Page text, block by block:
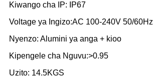
Kiwango cha IP: IP67
Voltage ya Ingizo:AC 100-240V 50/60Hz
Nyenzo: Alumini ya anga + kioo
Kipengele cha Nguvu:>0.95
Uzito: 14.5KGS